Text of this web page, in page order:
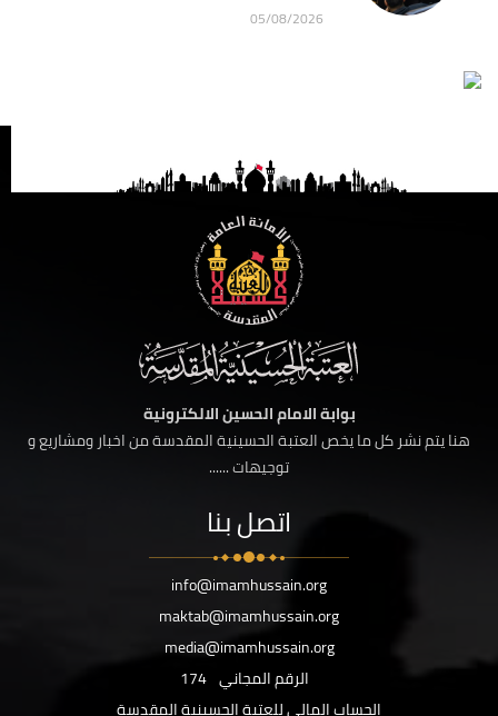
05/08/2026
بوابة الامام الحسين الالكترونية
هنا يتم نشر كل ما يخص العتبة الحسينية المقدسة من اخبار ومشاريع و
توجيهات ......
اتصل بنا
info@imamhussain.org
maktab@imamhussain.org
media@imamhussain.org
الرقم المجاني 174
الحساب المالي للعتبة الحسينية المقدسة